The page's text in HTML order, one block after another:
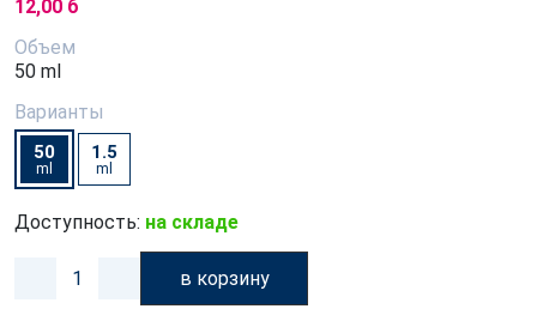
12,00 б
Объем
50 ml
Варианты
50
ml
1.5
ml
Доступность: на складе
в корзину